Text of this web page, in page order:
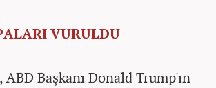
VURULDU
Başkanı Donald Trump'ın